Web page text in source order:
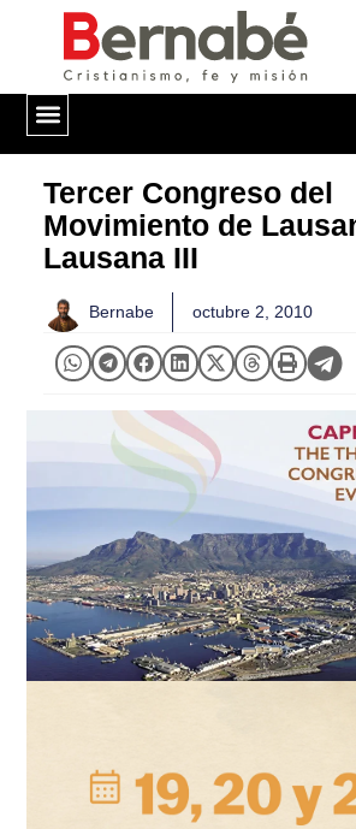
Tercer Congreso del
Movimiento de
Lausana III
Bernabe octubre 2, 2010